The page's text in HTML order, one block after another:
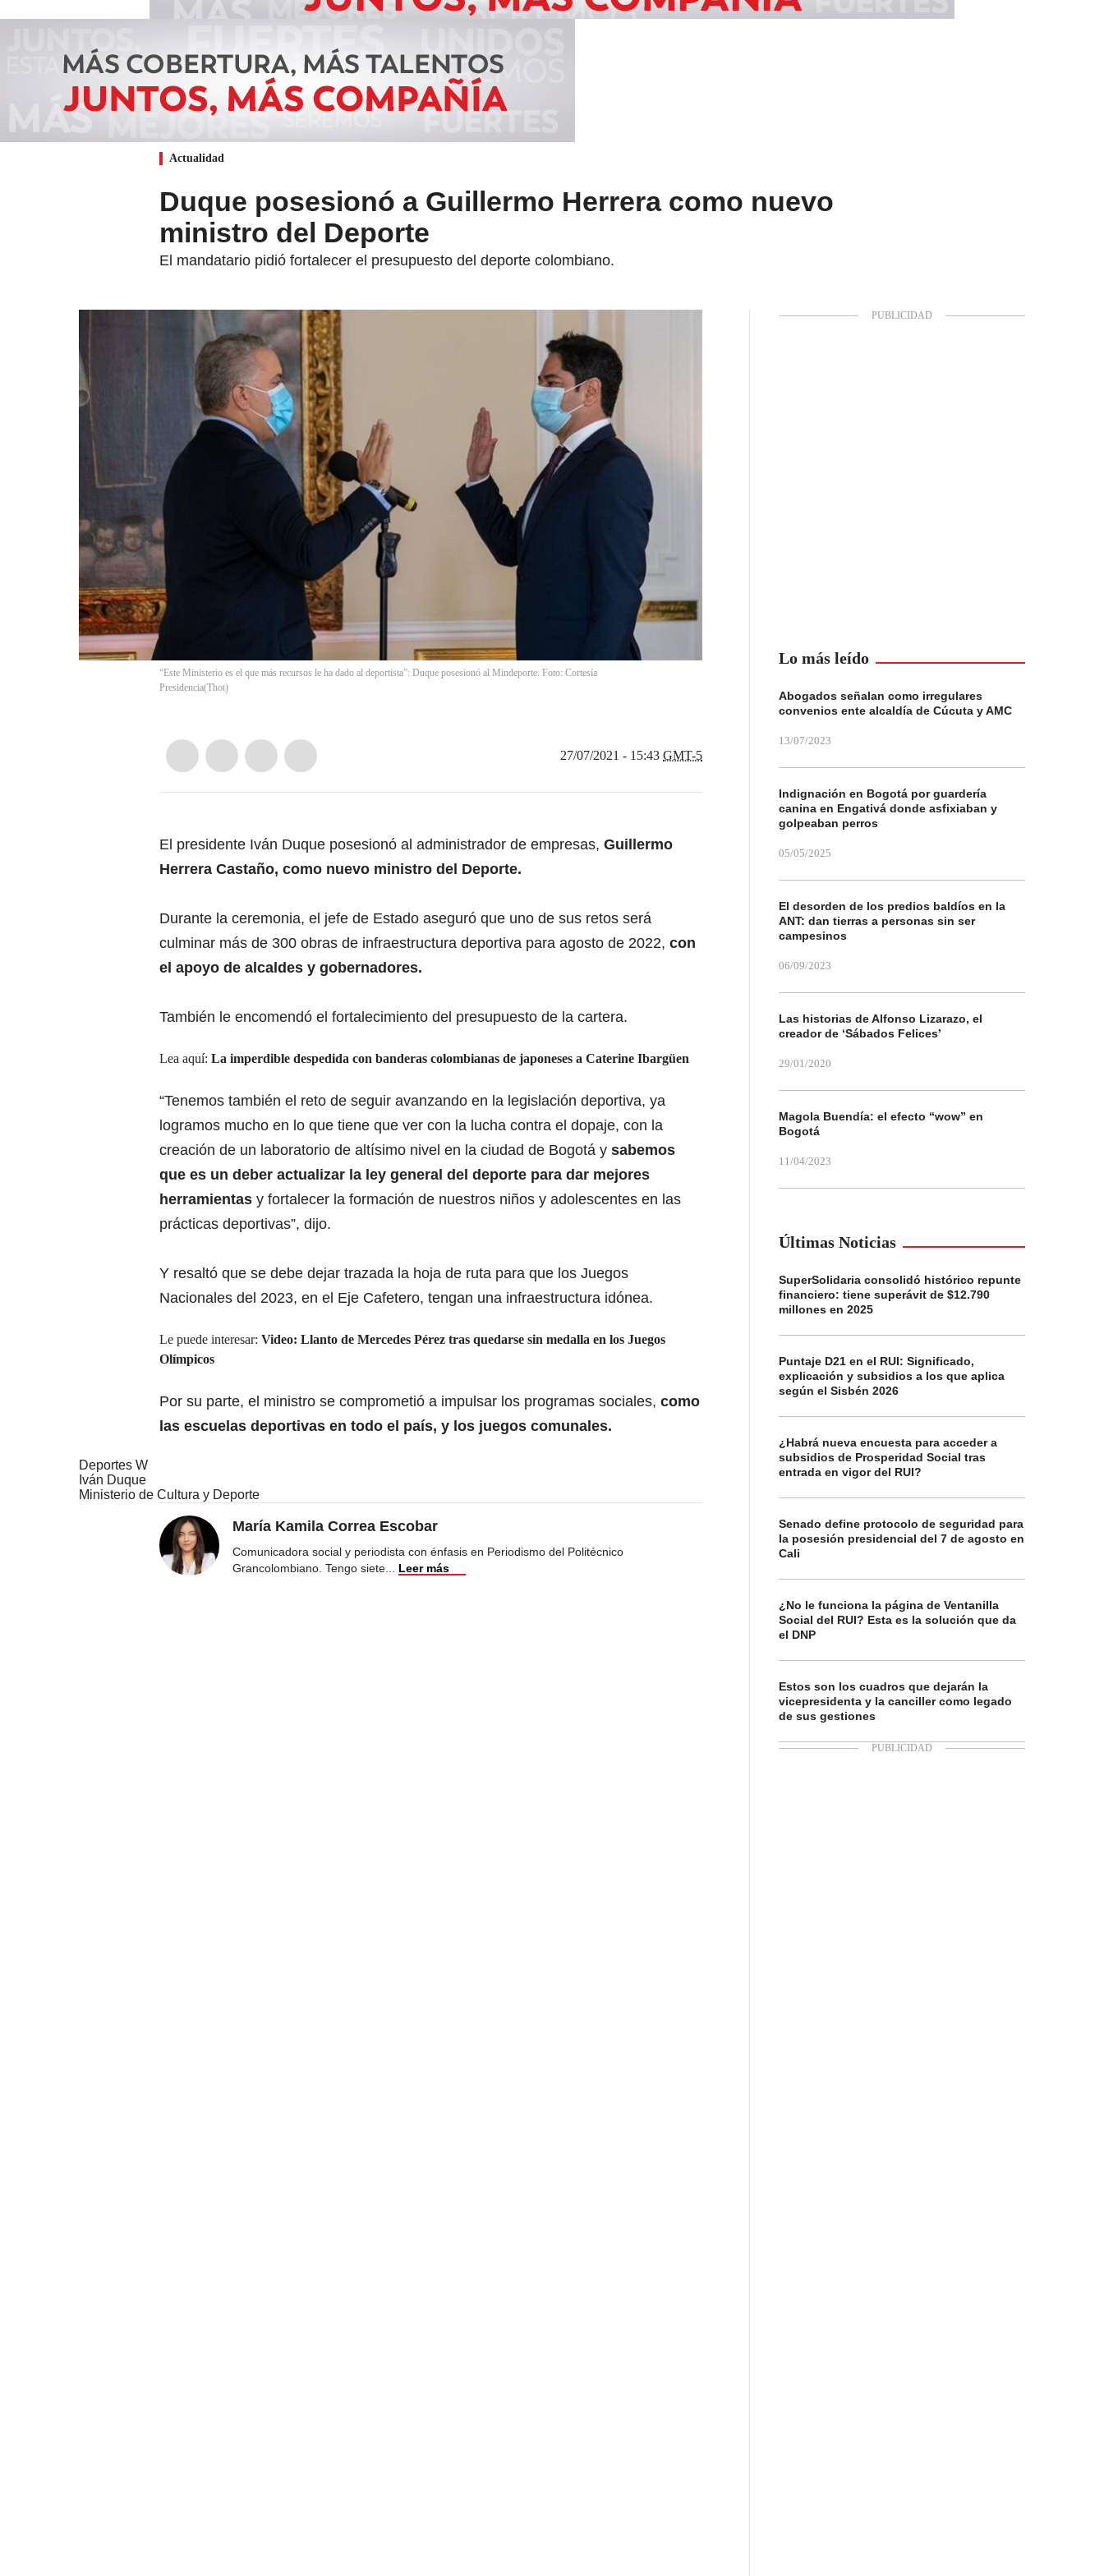
Actualidad
Duque posesionó a Guillermo Herrera como nuevo
ministro del Deporte
El mandatario pidió fortalecer el presupuesto del deporte colombiano.
“Este Ministerio es el que más recursos le ha dado al deportista”: Duque posesionó al Mindeporte. Foto: Cortesía
Presidencia(Thot)
27/07/2021 - 15:43 GMT-5
El presidente Iván Duque posesionó al administrador de empresas, Guillermo
Herrera Castaño, como nuevo ministro del Deporte.
Durante la ceremonia, el jefe de Estado aseguró que uno de sus retos será
culminar más de 300 obras de infraestructura deportiva para agosto de 2022, con
el apoyo de alcaldes y gobernadores.
También le encomendó el fortalecimiento del presupuesto de la cartera.
Lea aquí: La imperdible despedida con banderas colombianas de japoneses a Caterine Ibargüen
“Tenemos también el reto de seguir avanzando en la legislación deportiva, ya
logramos mucho en lo que tiene que ver con la lucha contra el dopaje, con la
creación de un laboratorio de altísimo nivel en la ciudad de Bogotá y sabemos
que es un deber actualizar la ley general del deporte para dar mejores
herramientas y fortalecer la formación de nuestros niños y adolescentes en las
prácticas deportivas”, dijo.
Y resaltó que se debe dejar trazada la hoja de ruta para que los Juegos
Nacionales del 2023, en el Eje Cafetero, tengan una infraestructura idónea.
Le puede interesar: Video: Llanto de Mercedes Pérez tras quedarse sin medalla en los Juegos
Olímpicos
Por su parte, el ministro se comprometió a impulsar los programas sociales, como
las escuelas deportivas en todo el país, y los juegos comunales.
Deportes W
Iván Duque
Ministerio de Cultura y Deporte
María Kamila Correa Escobar
Comunicadora social y periodista con énfasis en Periodismo del Politécnico
Grancolombiano. Tengo siete
Leer más
Lo más leído
Abogados señalan como irregulares
convenios ente alcaldía de Cúcuta y AMC
13/07/2023
Indignación en Bogotá por guardería
canina en Engativá donde asfixiaban y
golpeaban perros
05/05/2025
El desorden de los predios baldíos en la
ANT: dan tierras a personas sin ser
campesinos
06/09/2023
Las historias de Alfonso Lizarazo, el
creador de ‘Sábados Felices’
29/01/2020
Magola Buendía: el efecto “wow” en
Bogotá
11/04/2023
Últimas Noticias
SuperSolidaria consolidó histórico repunte
financiero: tiene superávit de $12.790
millones en 2025
Puntaje D21 en el RUI: Significado,
explicación y subsidios a los que aplica
según el Sisbén 2026
¿Habrá nueva encuesta para acceder a
subsidios de Prosperidad Social tras
entrada en vigor del RUI?
Senado define protocolo de seguridad para
la posesión presidencial del 7 de agosto en
Cali
¿No le funciona la página de Ventanilla
Social del RUI? Esta es la solución que da
el DNP
Estos son los cuadros que dejarán la
vicepresidenta y la canciller como legado
de sus gestiones